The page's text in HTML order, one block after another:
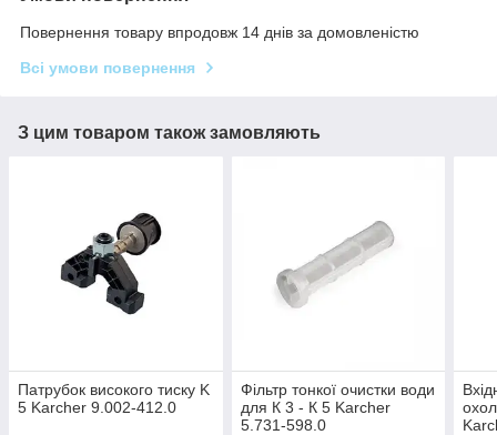
Повернення товару впродовж 14 днів за домовленістю
Всі умови повернення
З цим товаром також замовляють
Патрубок високого тиску K
5 Karcher 9.002-412.0
Фільтр тонкої очистки води
для К 3 - К 5 Karcher
5.731-598.0